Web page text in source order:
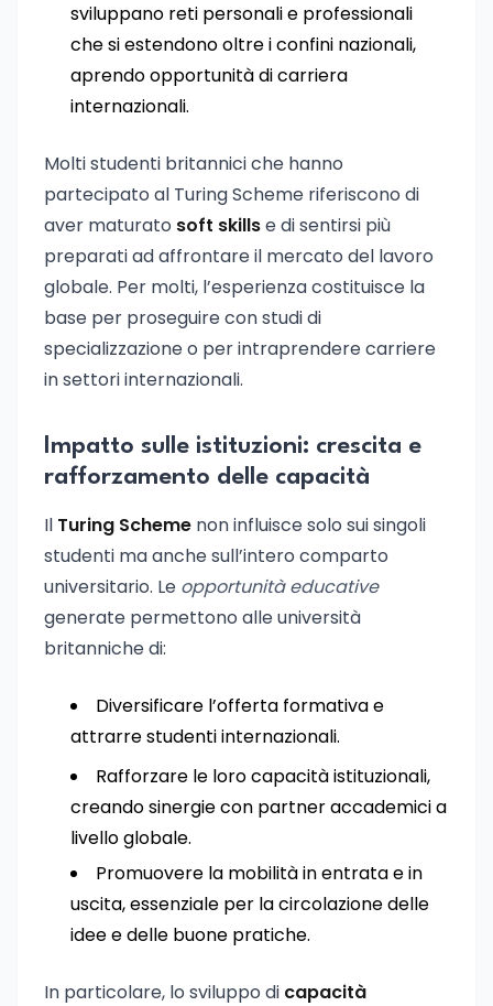
sviluppano reti personali e professionali
che si estendono oltre i confini nazionali,
aprendo opportunità di carriera
internazionali.
Molti studenti britannici che hanno
partecipato al Turing Scheme riferiscono di
aver maturato soft skillse di sentirsi più
preparati ad affrontare il mercato del lavoro
globale. Per molti, l’esperienza costituisce la
base per proseguire con studi di
specializzazione o per intraprendere carriere
in settori internazionali.
Impatto sulle istituzioni: crescita e
rafforzamento delle capacità
Il Turing Scheme non influisce solo sui singoli
studenti ma anche sull’intero comparto
universitario. Le opportunità educative
generate permettono alle università
britanniche di:
Diversificare l’offerta formativa e
attrarre studenti internazionali.
Rafforzare le loro capacità istituzionali,
creando sinergie con partner accademici a
livello globale.
Promuovere la mobilità in entrata e in
uscita, essenziale per la circolazione delle
idee e delle buone pratiche.
In particolare, lo sviluppo di capacità